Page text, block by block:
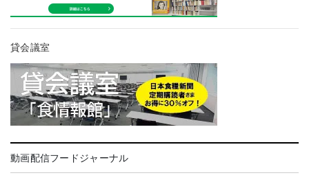
貸会議室
動画配信フードジャーナル